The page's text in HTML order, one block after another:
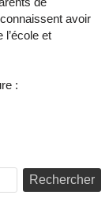
avoir
et
:
Rechercher